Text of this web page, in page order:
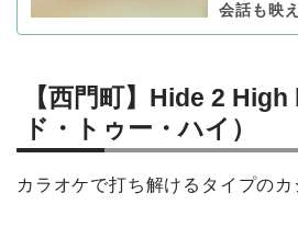
会話も映
【西門町】Hide 2
ド・トゥー・ハイ）
カラオケで打ち解けるタイプのカ